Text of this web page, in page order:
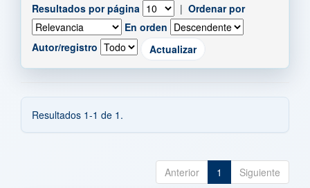
Resultados por página | Ordenar por
En orden
Autor/registro
Resultados 1-1 de 1.
Anterior 1 Siguiente